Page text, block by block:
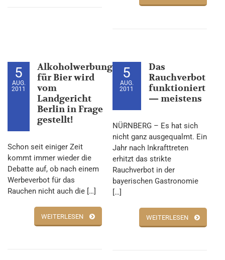
5
AUG.
2011
Alkoholwerbung
für Bier wird
vom
Landgericht
Berlin in Frage
gestellt!
Schon seit einiger Zeit
kommt immer wieder die
Debatte auf, ob nach einem
Werbeverbot für das
Rauchen nicht auch die […]
WEITERLESEN
5
AUG.
2011
Das
Rauchverbot
funktioniert
— meistens
NÜRNBERG – Es hat sich
nicht ganz ausgequalmt. Ein
Jahr nach Inkrafttreten
erhitzt das strikte
Rauchverbot in der
bayerischen Gastronomie
[…]
WEITERLESEN